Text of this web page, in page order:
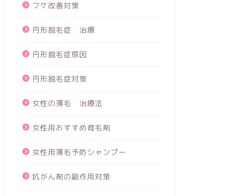
フケ改善対策
円形脱毛症 治療
円形脱毛症原因
円形脱毛症対策
女性の薄毛 治療法
女性用おすすめ育毛剤
女性用薄毛予防シャンプー
抗がん剤の副作用対策